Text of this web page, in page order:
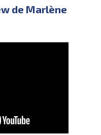
de Marlène